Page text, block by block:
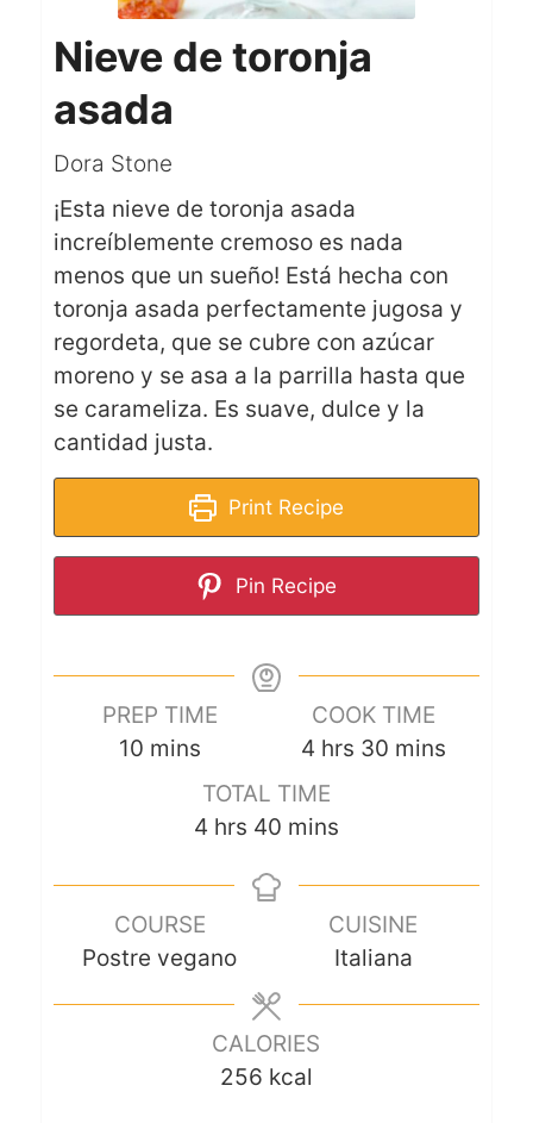
Nieve de toronja
asada
Dora Stone
¡Esta nieve de toronja asada
increíblemente cremoso es nada
menos que un sueño! Está hecha con
toronja asada perfectamente jugosa y
regordeta, que se cubre con azúcar
moreno y se asa a la parrilla hasta que
se carameliza. Es suave, dulce y la
cantidad justa.
Print Recipe
Pin Recipe
PREP TIME
10 mins
COOK TIME
4 hrs 30 mins
TOTAL TIME
4 hrs 40 mins
COURSE
Postre vegano
CUISINE
Italiana
CALORIES
256 kcal